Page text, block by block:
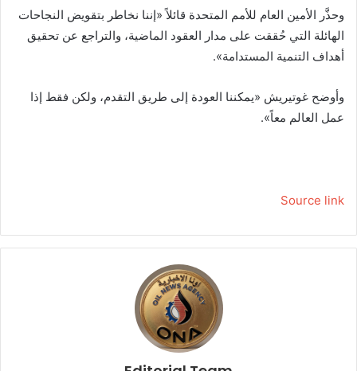
وحذَّر الأمين العام للأمم المتحدة قائلاً «إننا نخاطر بتقويض النجاحات
الهائلة التي حُققت على مدار العقود الماضية، والتراجع عن تحقيق
أهداف التنمية المستدامة».
وأوضح غوتيريش «يمكننا العودة إلى طريق التقدم، ولكن فقط إذا
عمل العالم معاً».
Source link